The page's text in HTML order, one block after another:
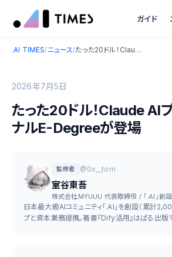
ガイド
.AI TIMES/ニュース/ たった20ドル！Claude AIプロフェッショナルE-Degreeが登場
2026年7月5日
たった20ドル！Claude AI
ナルE-Degreeが登場
監修者 @0x__tom
室谷東吾
株式会社MYUUU 代表取締役 / 「.AI」創
日本最大級AIコミュニティ「.AI」を創設（累計
プと資本業務提携。著書『Dify活用』はぱる出版